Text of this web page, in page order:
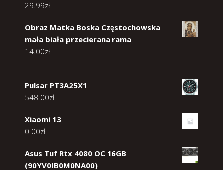
29.99zł
Obraz Matka Boska Częstochowska
mała biała przecierana rama
14.00zł
Pulsar PT3A25X1
548.00zł
Xiaomi 13
0.00zł
Asus Tuf Rtx 4080 OC 16GB
(90YV0IB0M0NA00)